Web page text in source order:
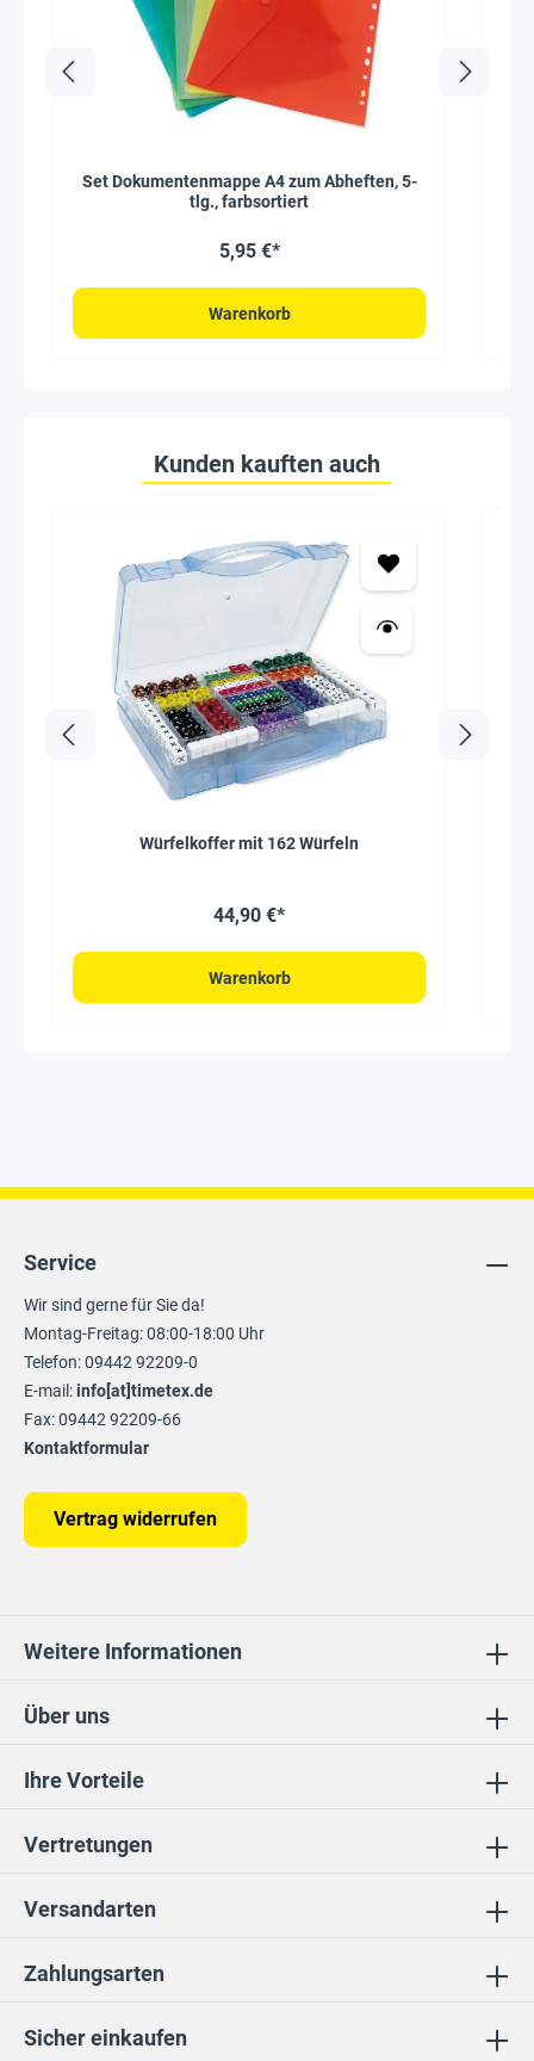
Set Dokumentenmappe A4 zum Abheften, 5-
tlg., farbsortiert
5,95 €*
Warenkorb
Kunden kauften auch
Würfelkoffer mit 162 Würfeln
44,90 €*
Warenkorb
Ihre Vorteile
Vertretungen
Sicher einkaufen
Über uns
Service
Wir sind gerne für Sie da!
Montag-Freitag: 08:00-18:00 Uhr
Telefon: 09442 92209-0
E-mail:info[at]timetex.de
Fax: 09442 92209-66
Kontaktformular
Vertrag widerrufen
Weitere Informationen
Zahlungsarten
Versandarten